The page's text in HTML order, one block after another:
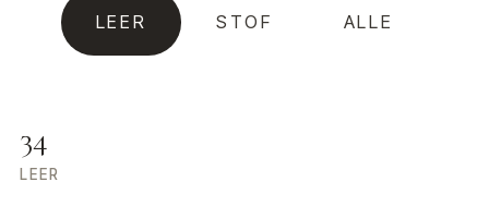
LEER STOF ALLE
34
LEER